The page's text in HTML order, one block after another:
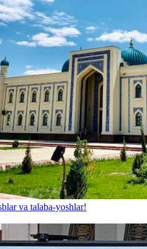
va talaba-yoshlar!